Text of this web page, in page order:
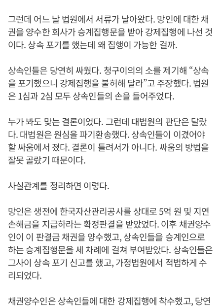
그런데 어느 날 법원에서 서류가 날아왔다. 망인에 대한 채
권을 양수한 회사가 승계집행문을 받아 강제집행에 나선 것
이다. 상속 포기를 했는데 왜 집행이 가능한 걸까.
상속인들은 당연히 싸웠다. 청구이의의 소를 제기해 “상속
을 포기했으니 강제집행을 불허해 달라”고 주장했다. 법원
은 1심과 2심 모두 상속인들의 손을 들어주었다.
누가 봐도 맞는 결론이었다. 그런데 대법원의 판단은 달랐
다. 대법원은 원심을 파기환송했다. 상속인들이 이겼어야
할 싸움에서 졌다. 결론이 틀려서가 아니다. 싸움의 방법을
잘못 골랐기 때문이다.
사실관계를 정리하면 이렇다.
망인은 생전에 한국자산관리공사를 상대로 5억 원 및 지연
손해금을 지급하라는 확정판결을 받았었다. 이후 채권양수
인이 이 판결금 채권을 양수했고, 상속인들을 승계인으로
하는 승계집행문을 세 차례에 걸쳐 부여받았다. 상속인들은
그사이 상속 포기 신고를 했고, 가정법원에서 적법하게 수
리되었다.
채권양수인은 상속인들에 대한 강제집행에 착수했고, 당연